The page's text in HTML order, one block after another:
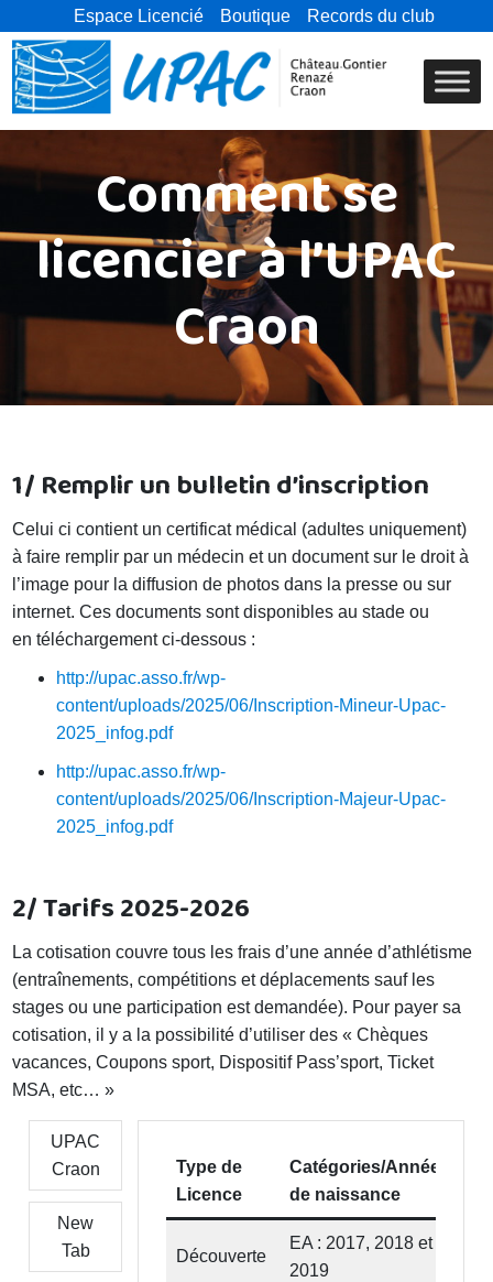
Espace Licencié Boutique Records du club
Comment se
licencier à l’UPAC
Craon
1/ Remplir un bulletin d’inscription
Celui ci contient un certificat médical (adultes uniquement)
à faire remplir par un médecin et un document sur le droit à
l’image pour la diffusion de photos dans la presse ou sur
internet. Ces documents sont disponibles au stade ou
en téléchargement ci-dessous :
http://upac.asso.fr/wp-
content/uploads/2025/06/Inscription-Mineur-Upac-
2025_infog.pdf
http://upac.asso.fr/wp-
content/uploads/2025/06/Inscription-Majeur-Upac-
2025_infog.pdf
2/ Tarifs 2025-2026
La cotisation couvre tous les frais d’une année d’athlétisme
(entraînements, compétitions et déplacements sauf les
stages ou une participation est demandée). Pour payer sa
cotisation, il y a la possibilité d’utiliser des « Chèques
vacances, Coupons sport, Dispositif Pass’sport, Ticket
MSA, etc… »
UPAC
Craon
New
Tab
Type de
Licence
Catégories/Années
de naissance
Découverte
EA : 2017, 2018 et
2019